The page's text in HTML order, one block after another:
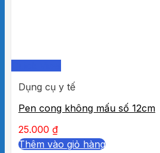
Dụng cụ y tế
Pen cong không mấu số 12cm
25.000 ₫
Thêm vào giỏ hàng